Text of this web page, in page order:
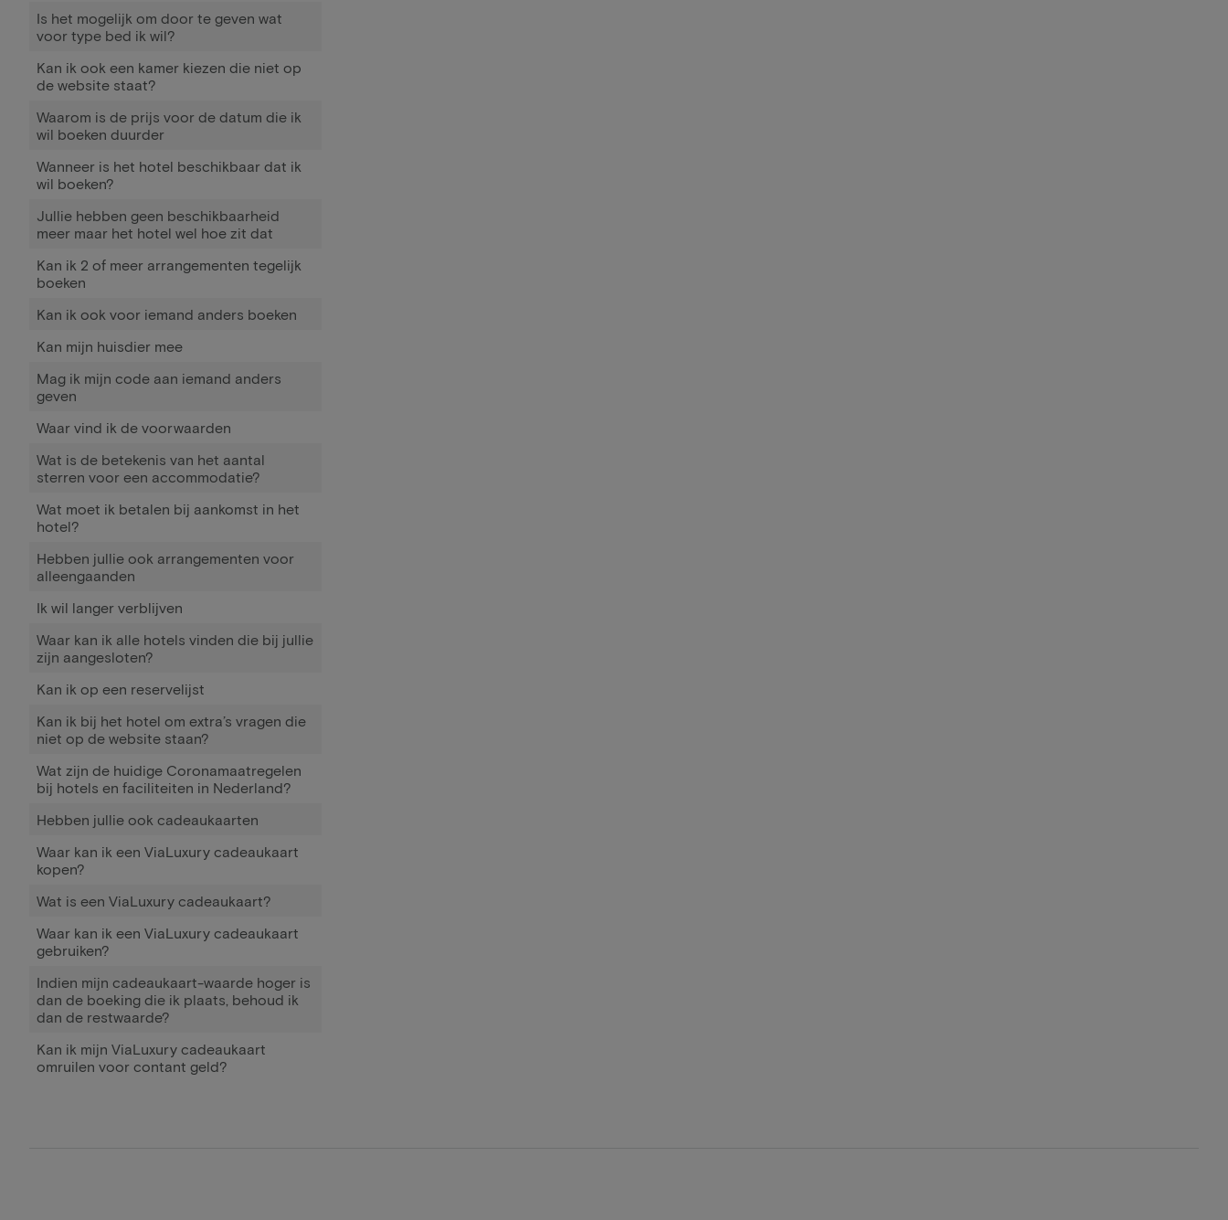
Is het mogelijk om door te geven wat
voor type bed ik wil?
Kan ik ook een kamer kiezen die niet op
de website staat?
Waarom is de prijs voor de datum die ik
wil boeken duurder
Wanneer is het hotel beschikbaar dat ik
wil boeken?
Jullie hebben geen beschikbaarheid
meer maar het hotel wel hoe zit dat
Kan ik 2 of meer arrangementen tegelijk
boeken
Kan ik ook voor iemand anders boeken
Kan mijn huisdier mee
Mag ik mijn code aan iemand anders
geven
Waar vind ik de voorwaarden
Wat is de betekenis van het aantal
sterren voor een accommodatie?
Wat moet ik betalen bij aankomst in het
hotel?
Hebben jullie ook arrangementen voor
alleengaanden
Ik wil langer verblijven
Waar kan ik alle hotels vinden die bij jullie
zijn aangesloten?
Kan ik op een reservelijst
Kan ik bij het hotel om extra’s vragen die
niet op de website staan?
Wat zijn de huidige Coronamaatregelen
bij hotels en faciliteiten in Nederland?
Hebben jullie ook cadeaukaarten
Waar kan ik een ViaLuxury cadeaukaart
kopen?
Wat is een ViaLuxury cadeaukaart?
Waar kan ik een ViaLuxury cadeaukaart
gebruiken?
Indien mijn cadeaukaart-waarde hoger is
dan de boeking die ik plaats, behoud ik
dan de restwaarde?
Kan ik mijn ViaLuxury cadeaukaart
omruilen voor contant geld?